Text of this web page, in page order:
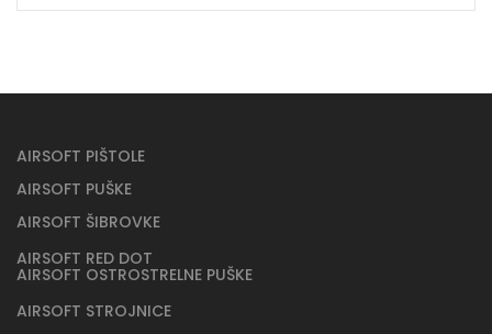
AIRSOFT PIŠTOLE
AIRSOFT PUŠKE
AIRSOFT ŠIBROVKE
AIRSOFT RED DOT
AIRSOFT OSTROSTRELNE PUŠKE
AIRSOFT STROJNICE